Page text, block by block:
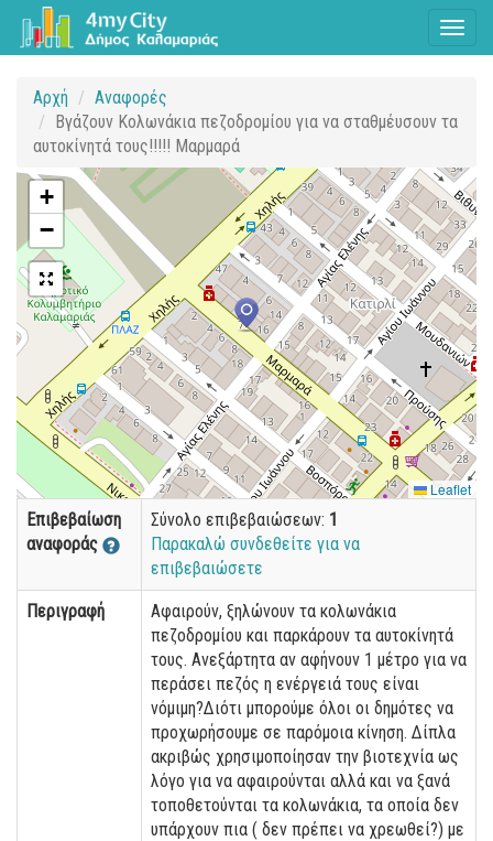
Αρχή
Αναφορές
Βγάζουν Κολωνάκια πεζοδρομίου για να σταθμέυσουν τα
αυτοκίνητά τους!!!!! Μαρμαρά
+
−
Leaflet
Επιβεβαίωση
αναφοράς
Σύνολο επιβεβαιώσεων: 1
Παρακαλώ συνδεθείτε για να
επιβεβαιώσετε
Περιγραφή
Αφαιρούν, ξηλώνουν τα κολωνάκια
πεζοδρομίου και παρκάρουν τα αυτοκίνητά
τους. Ανεξάρτητα αν αφήνουν 1 μέτρο για να
περάσει πεζός η ενέργειά τους είναι
νόμιμη?Διότι μπορούμε όλοι οι δημότες να
προχωρήσουμε σε παρόμοια κίνηση. Δίπλα
ακριβώς χρησιμοποίησαν την βιοτεχνία ως
λόγο για να αφαιρούνται αλλά και να ξανά
τοποθετούνται τα κολωνάκια, τα οποία δεν
υπάρχουν πια ( δεν πρέπει να χρεωθεί?) με